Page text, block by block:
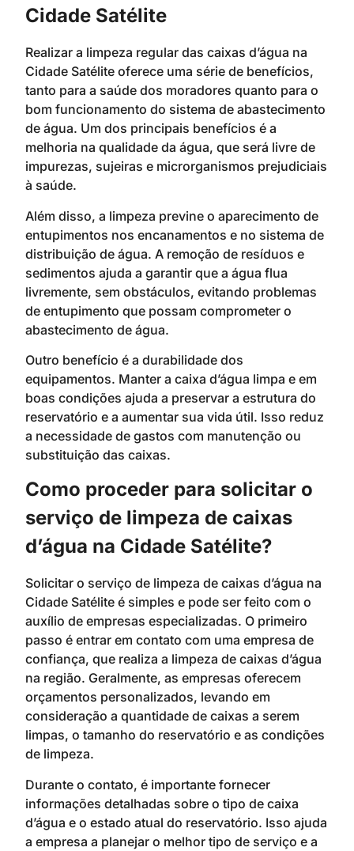
Cidade Satélite
Realizar a limpeza regular das caixas d’água na
Cidade Satélite oferece uma série de benefícios,
tanto para a saúde dos moradores quanto para o
bom funcionamento do sistema de abastecimento
de água. Um dos principais benefícios é a
melhoria na qualidade da água, que será livre de
impurezas, sujeiras e microrganismos prejudiciais
à saúde.
Além disso, a limpeza previne o aparecimento de
entupimentos nos encanamentos e no sistema de
distribuição de água. A remoção de resíduos e
sedimentos ajuda a garantir que a água flua
livremente, sem obstáculos, evitando problemas
de entupimento que possam comprometer o
abastecimento de água.
Outro benefício é a durabilidade dos
equipamentos. Manter a caixa d’água limpa e em
boas condições ajuda a preservar a estrutura do
reservatório e a aumentar sua vida útil. Isso reduz
a necessidade de gastos com manutenção ou
substituição das caixas.
Como proceder para solicitar o
serviço de limpeza de caixas
d’água na Cidade Satélite?
Solicitar o serviço de limpeza de caixas d’água na
Cidade Satélite é simples e pode ser feito com o
auxílio de empresas especializadas. O primeiro
passo é entrar em contato com uma empresa de
confiança, que realiza a limpeza de caixas d’água
na região. Geralmente, as empresas oferecem
orçamentos personalizados, levando em
consideração a quantidade de caixas a serem
limpas, o tamanho do reservatório e as condições
de limpeza.
Durante o contato, é importante fornecer
informações detalhadas sobre o tipo de caixa
d’água e o estado atual do reservatório. Isso ajuda
a empresa a planejar o melhor tipo de serviço e a